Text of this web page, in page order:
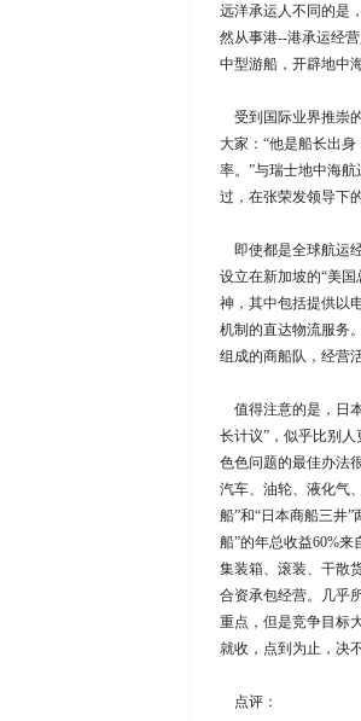
远洋承运人不同的是
然从事港--港承运经
中型游船，开辟地中
受到国际业界推崇
大家：“他是船长出
率。”与瑞士地中海
过，在张荣发领导下
即使都是全球航运
设立在新加坡的“美
神，其中包括提供以
机制的直达物流服务
组成的商船队，经营
值得注意的是，日
长计议”，似乎比别
色色问题的最佳办法
汽车、油轮、液化气
船”和“日本商船三井
船”的年总收益60%
集装箱、滚装、干散
合资承包经营。几乎
重点，但是竞争目标
就收，点到为止，决
点评：